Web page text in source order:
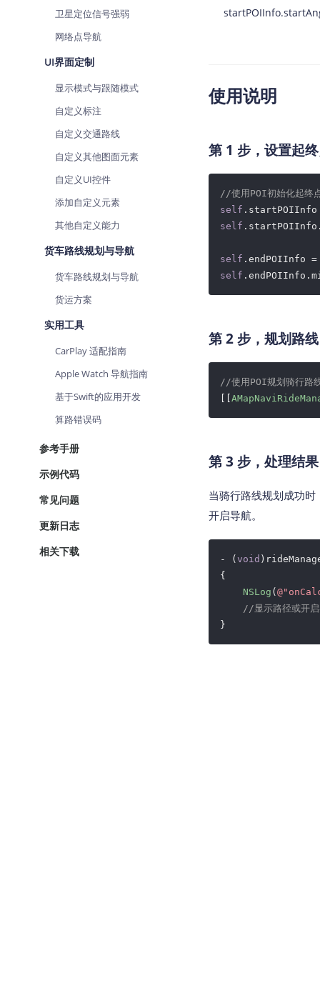
卫星定位信号强弱
网络点导航
UI界面定制
显示模式与跟随模式
自定义标注
自定义交通路线
自定义其他图面元素
自定义UI控件
添加自定义元素
其他自定义能力
货车路线规划与导航
货车路线规划与导航
货运方案
实用工具
CarPlay 适配指南
Apple Watch 导航指南
基于Swift的应用开发
算路错误码
参考手册
示例代码
常见问题
更新日志
相关下载
使用说明
第 1 步，设置起
//使用POI初始化起终
self
self
self .endPOIInfo
self
第 2 步，规划路线
//使用POI规划骑行路
第 3 步，处理结果
当骑行路线规划成功
开启导航。
- ( void
{
NSLog (
//显示路径或开
}